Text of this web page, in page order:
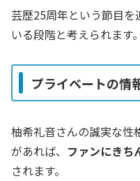
芸歴25周年という節目
いる段階と考えられます。
プライベートの情
柚希礼音さんの誠実な性
があれば、 ファンにきち
されます。